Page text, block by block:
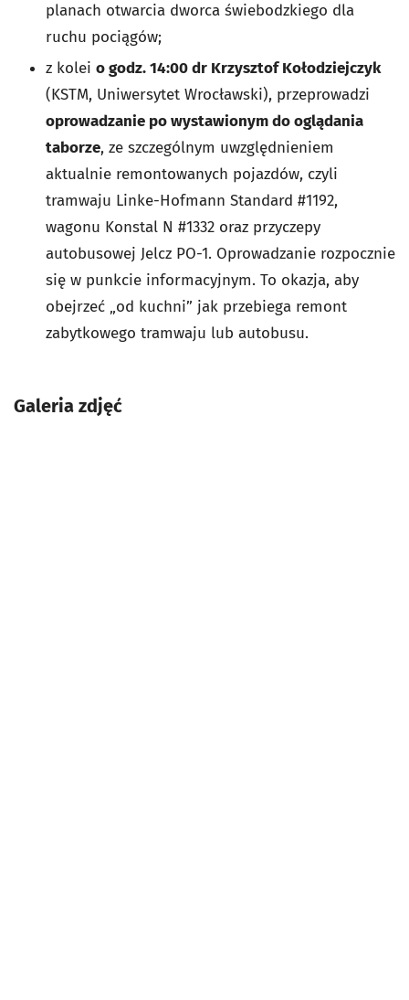
planach otwarcia dworca świebodzkiego dla
ruchu pociągów;
z kolei o godz. 14:00 dr Krzysztof Kołodziejczyk
(KSTM, Uniwersytet Wrocławski), przeprowadzi
oprowadzanie po wystawionym do oglądania
taborze, ze szczególnym uwzględnieniem
aktualnie remontowanych pojazdów, czyli
tramwaju Linke-Hofmann Standard #1192,
wagonu Konstal N #1332 oraz przyczepy
autobusowej Jelcz PO-1. Oprowadzanie rozpocznie
się w punkcie informacyjnym. To okazja, aby
obejrzeć „od kuchni” jak przebiega remont
zabytkowego tramwaju lub autobusu.
Galeria zdjęć